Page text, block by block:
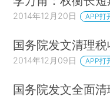
2014年12月20日 APP打
国务院发文清理
2014年12月09日 APP打
国务院发文全面